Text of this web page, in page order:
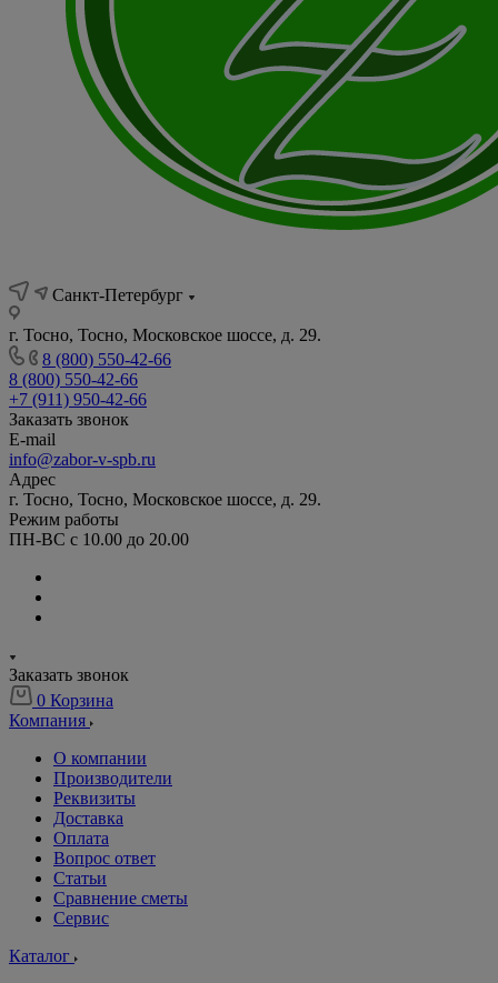
Санкт-Петербург
г. Тосно, Тосно, Московское шоссе, д. 29.
8 (800) 550-42-66
8 (800) 550-42-66
+7 (911) 950-42-66
Заказать звонок
E-mail
info@zabor-v-spb.ru
Адрес
г. Тосно, Тосно, Московское шоссе, д. 29.
Режим работы
ПН-ВС с 10.00 до 20.00
Заказать звонок
0 Корзина
Компания
О компании
Производители
Реквизиты
Доставка
Оплата
Вопрос ответ
Статьи
Сравнение сметы
Сервис
Каталог